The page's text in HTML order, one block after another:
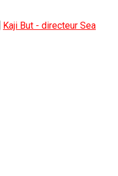
Kaji But - directeur Sea